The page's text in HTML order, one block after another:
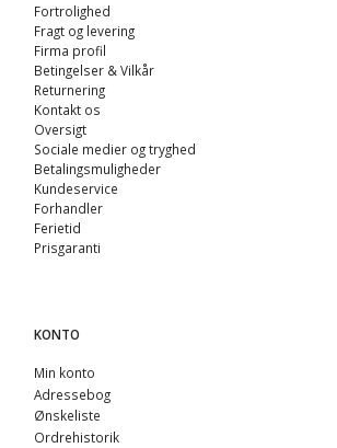
Fortrolighed
Fragt og levering
Firma profil
Betingelser & Vilkår
Returnering
Kontakt os
Oversigt
Sociale medier og tryghed
Betalingsmuligheder
Kundeservice
Forhandler
Ferietid
Prisgaranti
KONTO
Min konto
Adressebog
Ønskeliste
Ordrehistorik